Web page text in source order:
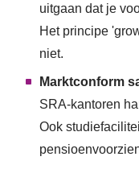
uitgaan dat je
Het principe
niet.
Marktconform
SRA-kantoren
Ook